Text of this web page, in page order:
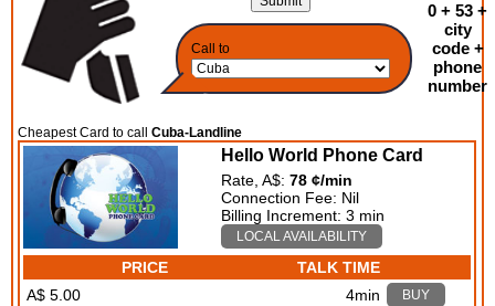
Call to
0 + 53 +
city
code +
phone
number
Cheapest Card to callCuba-Landline
Hello World Phone Card
Rate, A$:78 ¢/min
Connection Fee: Nil
Billing Increment: 3 min
LOCAL AVAILABILITY
PRICE
TALK TIME
A$ 5.00
4min BUY